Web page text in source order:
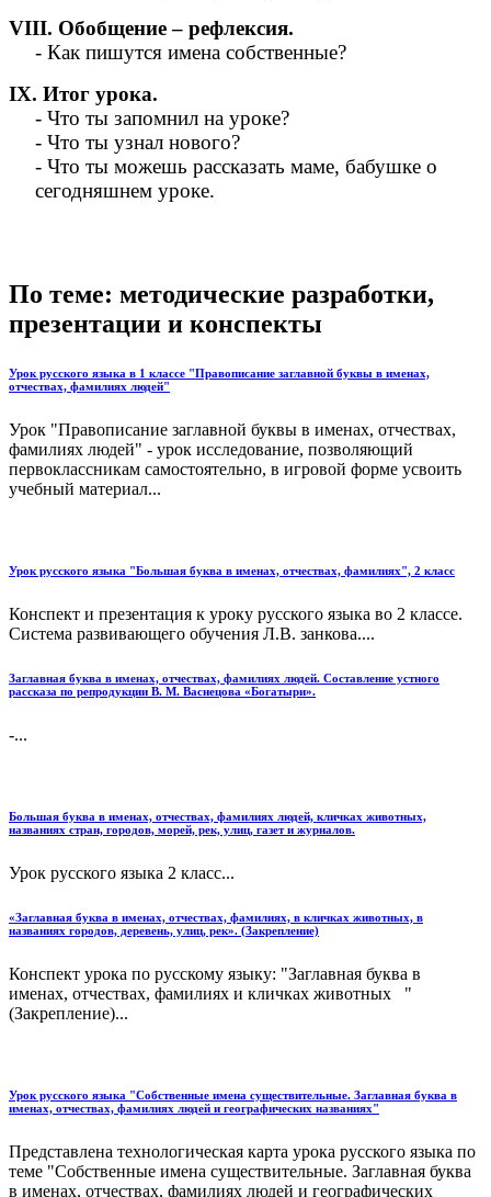
VIII. Обобщение – рефлексия.
- Как пишутся имена собственные?
IX. Итог урока.
- Что ты запомнил на уроке?
- Что ты узнал нового?
- Что ты можешь рассказать маме, бабушке о
сегодняшнем уроке.
По теме: методические разработки,
презентации и конспекты
Урок русского языка в 1 классе "Правописание заглавной буквы в именах,
отчествах, фамилиях людей"
Урок "Правописание заглавной буквы в именах, отчествах,
фамилиях людей" - урок исследование, позволяющий
первоклассникам самостоятельно, в игровой форме усвоить
учебный материал...
Урок русского языка "Большая буква в именах, отчествах, фамилиях", 2 класс
Конспект и презентация к уроку русского языка во 2 классе.
Система развивающего обучения Л.В. занкова....
Заглавная буква в именах, отчествах, фамилиях людей. Составление устного
рассказа по репродукции В. М. Васнецова «Богатыри».
-...
Большая буква в именах, отчествах, фамилиях людей, кличках животных,
названиях стран, городов, морей, рек, улиц, газет и журналов.
Урок русского языка 2 класс...
«Заглавная буква в именах, отчествах, фамилиях, в кличках животных, в
названиях городов, деревень, улиц, рек». (Закрепление)
Конспект урока по русскому языку: "Заглавная буква в
именах, отчествах, фамилиях и кличках животных "
(Закрепление)...
Урок русского языка "Собственные имена существительные. Заглавная буква в
именах, отчествах, фамилиях людей и географических названиях"
Представлена технологическая карта урока русского языка по
теме "Собственные имена существительные. Заглавная буква
в именах, отчествах, фамилиях людей и географических